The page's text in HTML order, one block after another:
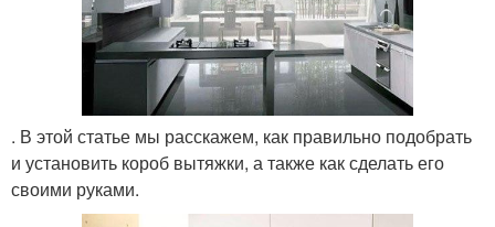
. В этой статье мы расскажем, как правильно подобрать
и установить короб вытяжки, а также как сделать его
своими руками.